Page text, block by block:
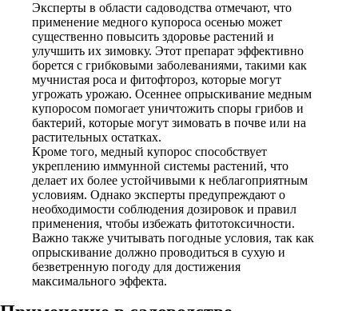
Эксперты в области садоводства отмечают, что
применение медного купороса осенью может
существенно повысить здоровье растений и
улучшить их зимовку. Этот препарат эффективно
борется с грибковыми заболеваниями, такими как
мучнистая роса и фитофтороз, которые могут
угрожать урожаю. Осеннее опрыскивание медным
купоросом помогает уничтожить споры грибов и
бактерий, которые могут зимовать в почве или на
растительных остатках.
Кроме того, медный купорос способствует
укреплению иммунной системы растений, что
делает их более устойчивыми к неблагоприятным
условиям. Однако эксперты предупреждают о
необходимости соблюдения дозировок и правил
применения, чтобы избежать фитотоксичности.
Важно также учитывать погодные условия, так как
опрыскивание должно проводиться в сухую и
безветренную погоду для достижения
максимального эффекта.